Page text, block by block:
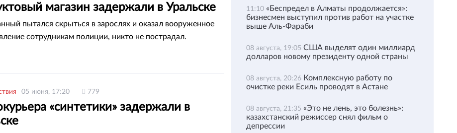
магазин задержали в Уральске
пытался скрыться в зарослях и оказал вооруженное
сотрудникам полиции, никто не пострадал.
05 июня, 17:20 779
«синтетики» задержали в
11:10 «Беспредел в Алматы продолжается»:
бизнесмен выступил против работ на участке
выше Аль-Фараби
08 августа, 19:05 США выделят один миллиард
долларов новому президенту одной страны
08 августа, 20:26 Комплексную работу по
очистке реки Есиль проводят в Астане
08 августа, 21:35 «Это не лень, это болезнь»:
казахстанский режиссер снял фильм о
депрессии